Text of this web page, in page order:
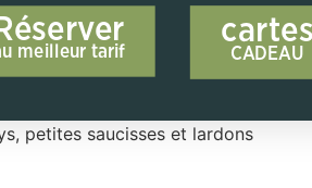
Réserver
au meilleur tarif
cartes
CADEAU
petites saucisses et lardons